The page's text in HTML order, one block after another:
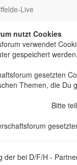
Live
nutzt Cookies
verwendet
gespeichert werden.
gesetzten
Themen, die Du
Bitte
der bei D/F/H -